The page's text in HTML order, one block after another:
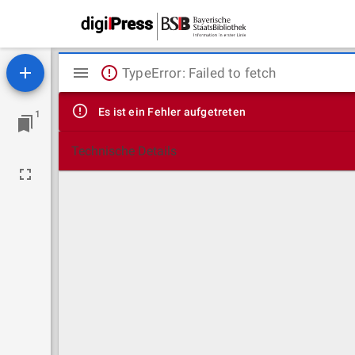
1
Mirador
Viewer
TypeError: Failed to fetch
Es ist ein Fehler aufgetreten
Technische Details